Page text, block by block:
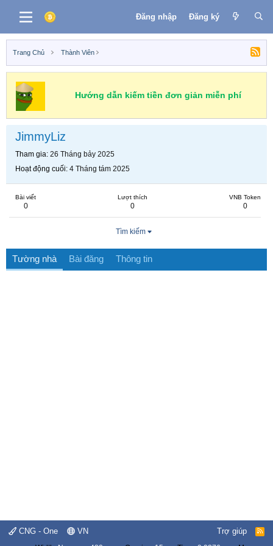
Đăng nhập Đăng ký
Trang Chủ Thành Viên
Hướng dẫn kiếm tiền đơn giản miễn phí
JimmyLiz
Tham gia 26 Tháng bảy 2025
Hoạt động cuối 4 Tháng tám 2025
Bài viết
0
Lượt thích
0
VNB Token
0
Tìm kiếm
Tường nhà Bài đăng Thông tin
CNG - One VN Trợ giúp
R